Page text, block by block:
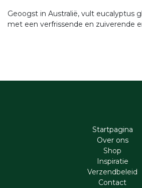
Geoogst in Australië, vult eucalyptus
met een verfrissende en zuiverende
Startpagina
Ove​r​ ons
Shop
Inspiratie
Verzendbeleid
Cont​act